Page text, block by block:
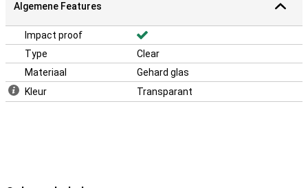
Algemene Features
Impact proof
Type
Clear
Materiaal
Gehard glas
Kleur
Transparant